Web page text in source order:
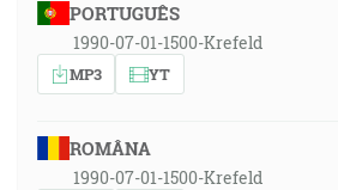
PORTUGUÊS
1990-07-01-1500-Krefeld
MP3 YT
ROMÂNA
1990-07-01-1500-Krefeld